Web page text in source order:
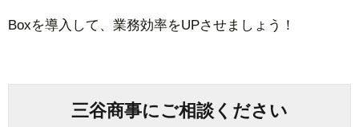
Boxを導入して、業務効率をUPさせましょう！
三谷商事にご相談ください